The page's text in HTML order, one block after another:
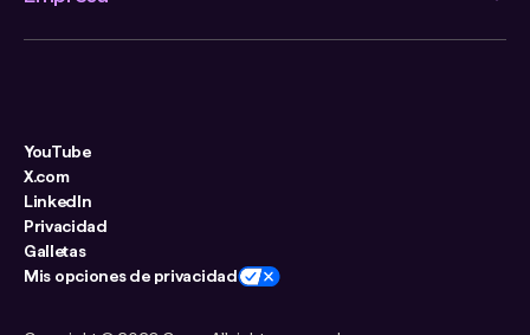
YouTube
X.com
LinkedIn
Privacidad
Galletas
Mis opciones de privacidad